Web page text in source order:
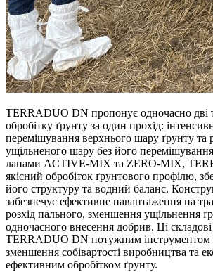
TERRADUO DN пропонує одночасно дві
обробітку ґрунту за один прохід:
перемішування верхнього шару ґрунту та
ущільненого шару без його
лапами ACTIVE-MIX та ZERO-MIX,
якісний обробіток ґрунтового профілю,
його структуру та водний баланс.
забезпечує ефективне навантаження на
розхід пального, зменшення ущільнення
одночасного внесення добрив. Ці
TERRADUO DN потужним інструментом
зменшення собівартості виробництва та
ефективним обробітком ґрунту.